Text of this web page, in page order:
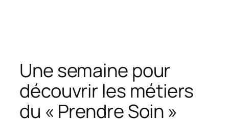
Une semaine pour
découvrir les métiers
du « Prendre Soin »